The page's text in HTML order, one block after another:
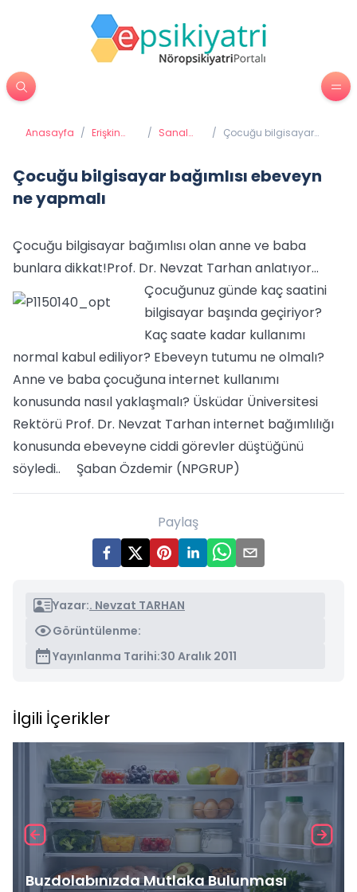
Anasayfa / Erişkin
/ Sanal
/ Çocuğu bilgisayar
Çocuğu bilgisayar bağımlısı ebeveyn
ne yapmalı
Çocuğu bilgisayar bağımlısı olan anne ve baba
bunlara dikkat!Prof. Dr. Nevzat Tarhan anlatıyor…
Çocuğunuz günde kaç saatini
bilgisayar başında geçiriyor?
Kaç saate kadar kullanımı
normal kabul ediliyor? Ebeveyn tutumu ne olmalı?
Anne ve baba çocuğuna internet kullanımı
konusunda nasıl yaklaşmalı? Üsküdar Üniversitesi
Rektörü Prof. Dr. Nevzat Tarhan internet bağımlılığı
konusunda ebeveyne ciddi görevler düştüğünü
söyledi.. Şaban Özdemir (NPGRUP)
Paylaş
Yazar:. Nevzat TARHAN
Görüntülenme:
Yayınlanma Tarihi:30 Aralık 2011
İlgili İçerikler
Buzdolabınızda Mutlaka Bulunması